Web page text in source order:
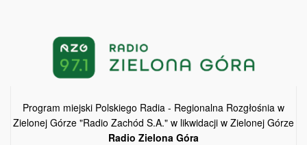
Program miejski Polskiego Radia - Regionalna Rozgłośnia w
Zielonej Górze "Radio Zachód S.A." w likwidacji w Zielonej Górze
Radio Zielona Góra